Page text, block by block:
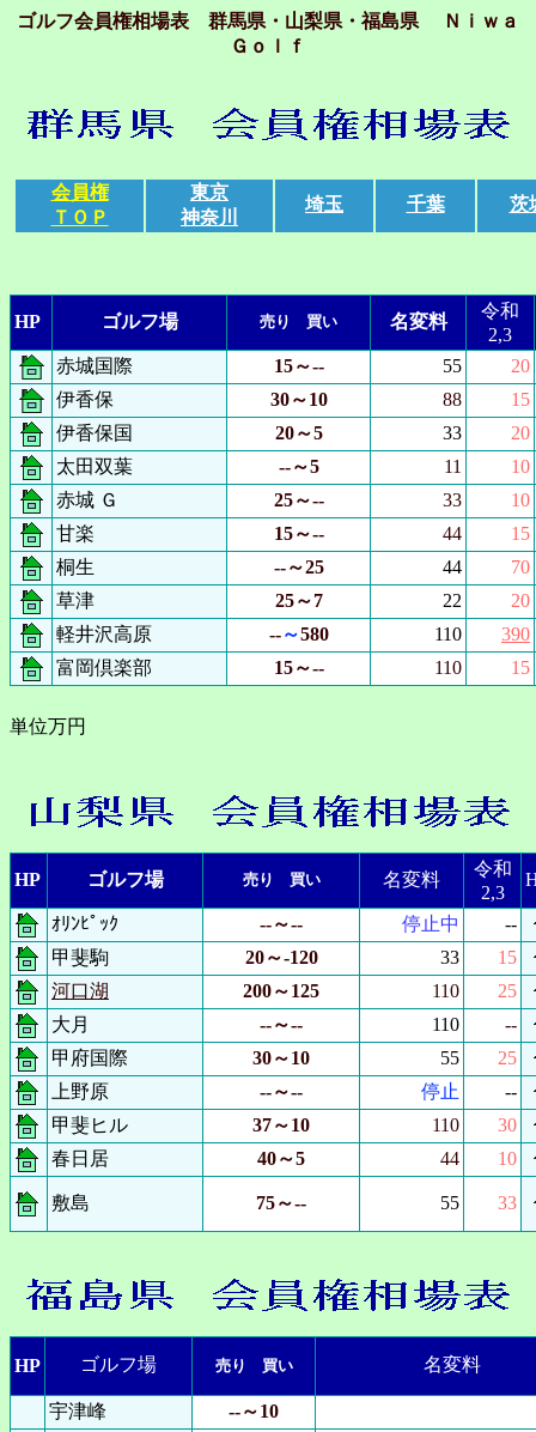
ゴルフ会員権相場表 群馬県・山梨県・福島県 Ｎｉｗａ
Ｇｏｌｆ
会員権
ＴＯＰ
東京
神奈川
埼玉 千葉 茨
HP ゴルフ場 売り 買い 名変料
令和
2,3
赤城国際
15～-- 55
20
伊香保
30～10 88
15
伊香保国
20～5 33
20
太田双葉
--～5 11
10
赤城 Ｇ
25～-- 33
10
甘楽
15～-- 44
15
桐生
--～25 44
70
草津
25～7 22
20
軽井沢高原
--～580 110
390
富岡倶楽部
15～-- 110 15
単位万円
HP ゴルフ場 売り 買い 名変料
令和
2,3
ｵﾘﾝﾋﾟｯｸ --～-- 停止中
--
甲斐駒
20～-120 33
15
河口湖
200～125 110
25
大月
--～-- 110
--
甲府国際
30～10 55
25
上野原
--～-- 停止
--
甲斐ヒル
37～10 110
30
春日居
40～5 44 10
敷島 75～-- 55 33
HP ゴルフ場 売り 買い 名変料
宇津峰
--～10